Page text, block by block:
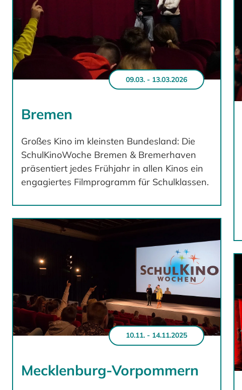
09.03. - 13.03.2026
Bremen
Großes Kino im kleinsten Bundesland: Die
SchulKinoWoche Bremen & Bremerhaven
präsentiert jedes Frühjahr in allen Kinos ein
engagiertes Filmprogramm für Schulklassen.
10.11. - 14.11.2025
Mecklenburg-Vorpommern